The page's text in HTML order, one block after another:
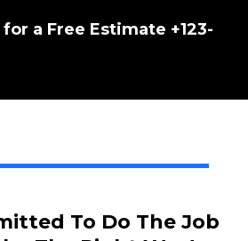
a Free Estimate +123-
To Do The Job